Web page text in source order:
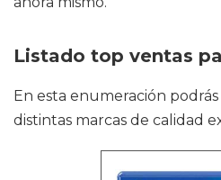
Listado top ventas
En esta enumeración
distintas marcas de calidad